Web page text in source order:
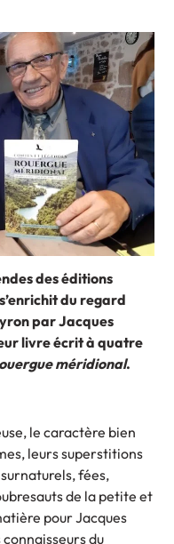
des éditions
du regard
par Jacques
livre écrit à quatre
méridional.
le caractère bien
leurs superstitions
fées,
de la petite et
pour Jacques
du